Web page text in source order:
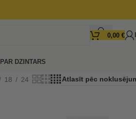
0,00 €
PAR DZINTARS
18 24